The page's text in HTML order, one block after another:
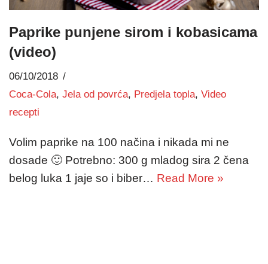
Paprike punjene sirom i kobasicama
(video)
06/10/2018
Coca-Cola, Jela od povrća, Predjela topla, Video
recepti
Volim paprike na 100 načina i nikada mi ne
dosade 🙂 Potrebno: 300 g mladog sira 2 čena
belog luka 1 jaje so i biber… Read More »